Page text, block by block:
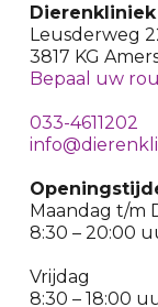
Leusderweg
3817 KG
Bepaal uw
033-4611202
Maandag t/m
8:30 – 20:00
Vrijdag
8:30 – 18:00